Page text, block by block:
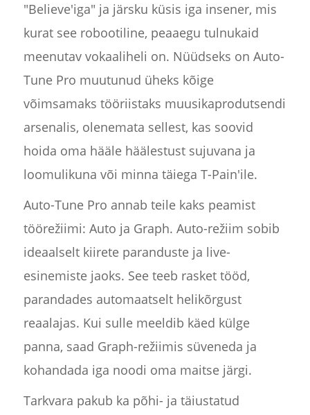
"Believe'iga" ja järsku küsis iga insener, mis
kurat see robootiline, peaaegu tulnukaid
meenutav vokaaliheli on. Nüüdseks on Auto-
Tune Pro muutunud üheks kõige
võimsamaks tööriistaks muusikaprodutsendi
arsenalis, olenemata sellest, kas soovid
hoida oma hääle häälestust sujuvana ja
loomulikuna või minna täiega T-Pain'ile.
Auto-Tune Pro annab teile kaks peamist
töörežiimi: Auto ja Graph. Auto-režiim sobib
ideaalselt kiirete paranduste ja live-
esinemiste jaoks. See teeb rasket tööd,
parandades automaatselt helikõrgust
reaalajas. Kui sulle meeldib käed külge
panna, saad Graph-režiimis süveneda ja
kohandada iga noodi oma maitse järgi.
Tarkvara pakub ka põhi- ja täiustatud